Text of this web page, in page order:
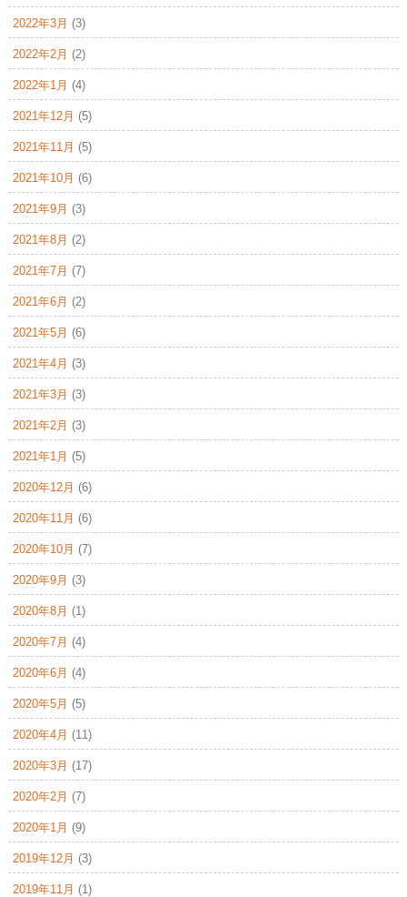
2022年3月 (3)
2022年2月 (2)
2022年1月 (4)
2021年12月 (5)
2021年11月 (5)
2021年10月 (6)
2021年9月 (3)
2021年8月 (2)
2021年7月 (7)
2021年6月 (2)
2021年5月 (6)
2021年4月 (3)
2021年3月 (3)
2021年2月 (3)
2021年1月 (5)
2020年12月 (6)
2020年11月 (6)
2020年10月 (7)
2020年9月 (3)
2020年8月 (1)
2020年7月 (4)
2020年6月 (4)
2020年5月 (5)
2020年4月 (11)
2020年3月 (17)
2020年2月 (7)
2020年1月 (9)
2019年12月 (3)
2019年11月 (1)